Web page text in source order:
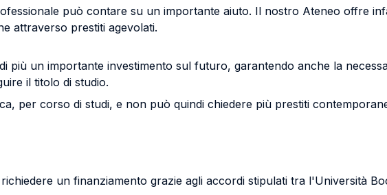
può contare su un importante aiuto. Il nostro Ateneo offre
attraverso prestiti agevolati.
più un importante investimento sul futuro, garantendo anche la
il titolo di studio.
per corso di studi, e non può quindi chiedere più prestiti
un finanziamento grazie agli accordi stipulati tra l'Università